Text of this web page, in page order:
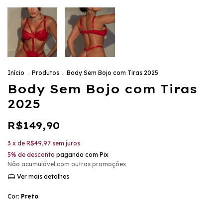
Início . Produtos . Body Sem Bojo com Tiras 2025
Body Sem Bojo com Tiras
2025
R$149,90
3 x de R$49,97 sem juros
5% de desconto pagando com Pix
Não acumulável com outras promoções
Ver mais detalhes
Cor: Preto